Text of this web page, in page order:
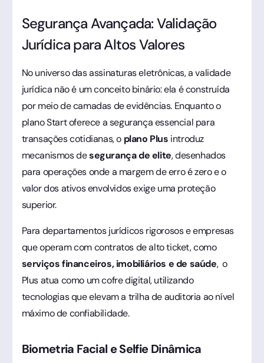
Segurança Avançada: Validação
Jurídica para Altos Valores
No universo das assinaturas eletrônicas, a validade
jurídica não é um conceito binário: ela é construída
por meio de camadas de evidências. Enquanto o
plano Start oferece a segurança essencial para
transações cotidianas, o plano Plus introduz
mecanismos desegurança de elite, desenhados
para operações onde a margem de erro é zero e o
valor dos ativos envolvidos exige uma proteção
superior.
Para departamentos jurídicos rigorosos e empresas
que operam com contratos de alto ticket, como
serviços financeiros, imobiliários e de saúde, o
Plus atua como um cofre digital, utilizando
tecnologias que elevam a trilha de auditoria ao nível
máximo de confiabilidade.
Biometria Facial e Selfie Dinâmica